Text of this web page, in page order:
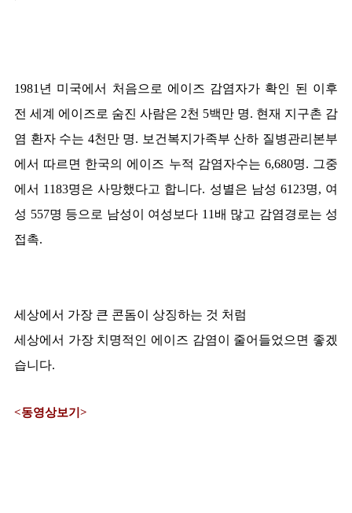
1981년 미국에서 처음으로 에이즈 감염자가 확인 된 이후
전 세계 에이즈로 숨진 사람은 2천 5백만 명. 현재 지구촌 감
염 환자 수는 4천만 명. 보건복지가족부 산하 질병관리본부
에서 따르면 한국의 에이즈 누적 감염자수는 6,680명. 그중
에서 1183명은 사망했다고 합니다. 성별은 남성 6123명, 여
성 557명 등으로 남성이 여성보다 11배 많고 감염경로는 성
접촉.
세상에서 가장 큰 콘돔이 상징하는 것 처럼
세상에서 가장 치명적인 에이즈 감염이 줄어들었으면 좋겠
습니다.
<동영상보기>